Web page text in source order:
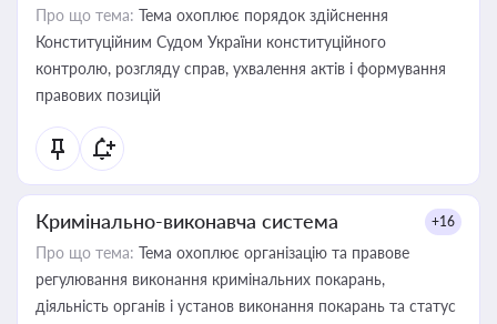
Про що тема: Тема охоплює порядок здійснення
Конституційним Судом України конституційного
контролю, розгляду справ, ухвалення актів і формування
правових позицій
Кримінально-виконавча система +16
Про що тема: Тема охоплює організацію та правове
регулювання виконання кримінальних покарань,
діяльність органів і установ виконання покарань та статус